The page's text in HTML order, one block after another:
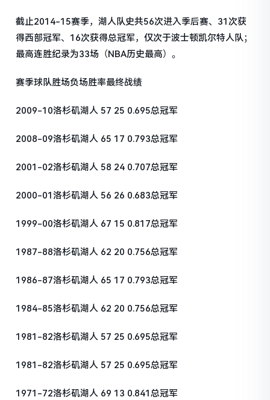
截止2014-15赛季，湖人队史共56次进入季后赛、31次获
得西部冠军、16次获得总冠军，仅次于波士顿凯尔特人队；
最高连胜纪录为33场（NBA历史最高）。
赛季球队胜场负场胜率最终战绩
2009-10洛杉矶湖人 57 25 0.695总冠军
2008-09洛杉矶湖人 65 17 0.793总冠军
2001-02洛杉矶湖人 58 24 0.707总冠军
2000-01洛杉矶湖人 56 26 0.683总冠军
1999-00洛杉矶湖人 67 15 0.817总冠军
1987-88洛杉矶湖人 62 20 0.756总冠军
1986-87洛杉矶湖人 65 17 0.793总冠军
1984-85洛杉矶湖人 62 20 0.756总冠军
1981-82洛杉矶湖人 57 25 0.695总冠军
1981-82洛杉矶湖人 57 25 0.695总冠军
1971-72洛杉矶湖人 69 13 0.841总冠军